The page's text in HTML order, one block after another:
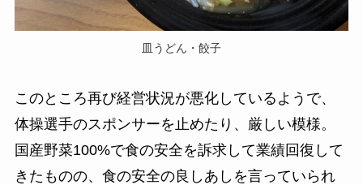
皿うどん・餃子
このところ再び経営状況が悪化しているようで、
体操選手のスポンサーを止めたり、厳しい模様。
国産野菜100%で食の安全を訴求して業績回復して
きたものの、食の安全の良しあしを言っていられ